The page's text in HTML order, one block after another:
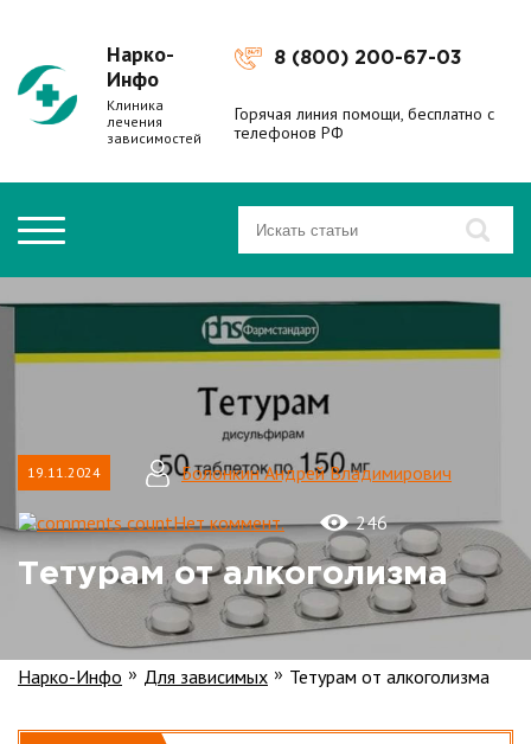
Нарко-
Инфо
Клиника
лечения
зависимостей
8 (800) 200-67-03
Горячая линия помощи, бесплатно с
телефонов РФ
19.11.2024 Болонкин Андрей Владимирович
Нет коммент. 246
Тетурам от алкоголизма
Нарко-Инфо » Для зависимых » Тетурам от алкоголизма